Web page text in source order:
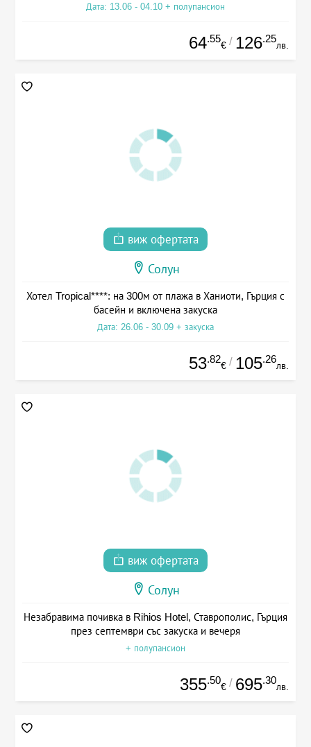
Дата: 13.06 - 04.10 + полупансион
64.55
€ / 126.25
лв.
виж офертата
Солун
Хотел Tropical****: на 300м от плажа в Ханиоти, Гърция с
басейн и включена закуска
Дата: 26.06 - 30.09 + закуска
53.82
€ / 105.26
лв.
виж офертата
Солун
Незабравима почивка в Rihios Hotel, Ставрополис, Гърция
през септември със закуска и вечеря
+ полупансион
355.50
€ / 695.30
лв.